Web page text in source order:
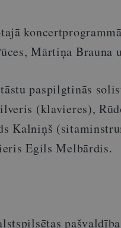
Mārtiņa Brauna
paspilgtinās
(klavieres),
Kalniņš
Egils Melbārdis.